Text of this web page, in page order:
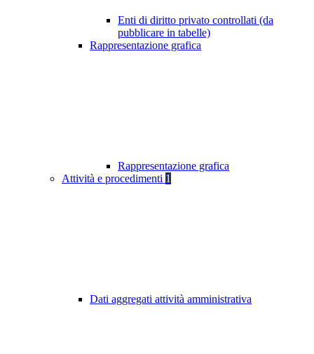
Enti di diritto privato controllati (da
pubblicare in tabelle)
Rappresentazione grafica
Rappresentazione grafica
Attività e procedimenti 1
Dati aggregati attività amministrativa